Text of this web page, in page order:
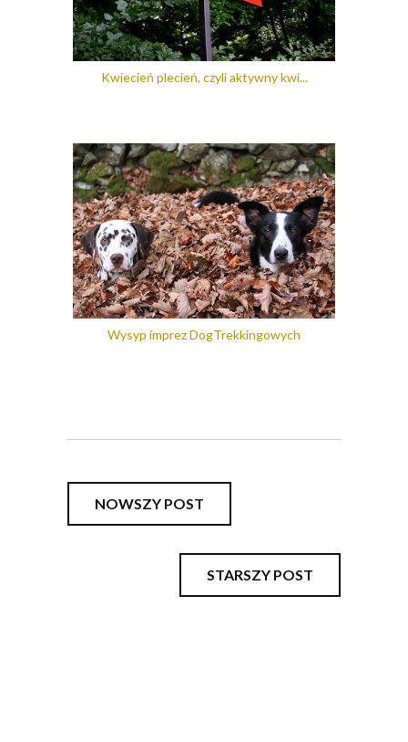
Kwiecień plecień, czyli aktywny kwi...
Wysyp imprez DogTrekkingowych
NOWSZY POST
STARSZY POST